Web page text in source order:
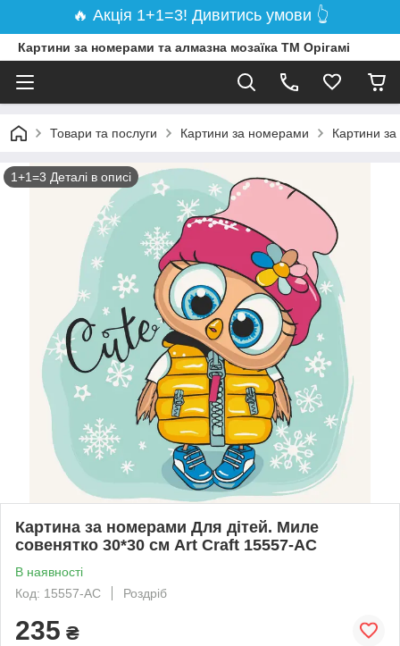
🔥 Акція 1+1=3! Дивитись умови 👆
Картини за номерами та алмазна мозаїка ТМ Орігамі
Товари та послуги Картини за номерами Картини
1+1=3 Деталі в описі
Картина за номерами Для дітей. Миле
совенятко 30*30 см Art Craft 15557-AC
В наявності
Код: 15557-AC
Роздріб
235 ₴